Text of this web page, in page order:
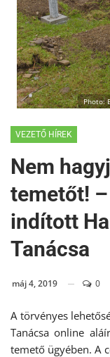
Photo:
VEZETŐ HÍREK
Nem
temetőt!
indított
Tanácsa
máj 4, 2019 0
A törvényes
Tanácsa online
temető ügyében. A